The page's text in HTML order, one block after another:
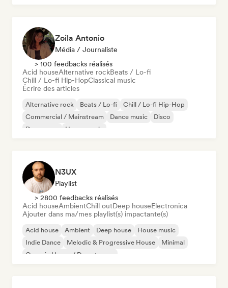
Zoila Antonio
Média / Journaliste
> 100 feedbacks réalisés
Acid houseAlternative rockBeats / Lo-fi
Chill / Lo-fi Hip-HopClassical music
Écrire des articles
Alternative rock Beats / Lo-fi
Chill / Lo-fi Hip-Hop
Commercial / Mainstream
Dance music
Disco
Dream pop
House music
N3UX
Playlist
> 2800 feedbacks réalisés
Acid houseAmbientChill outDeep houseElectronica
Ajouter dans ma/mes playlist(s) impactante(s)
Acid house Ambient Deep house
House music
Indie Dance
Melodic & Progressive House
Minimal
Organic House / Downtempo